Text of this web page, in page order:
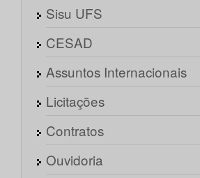
Sisu UFS
CESAD
Assuntos Internacionais
Licitações
Contratos
Ouvidoria